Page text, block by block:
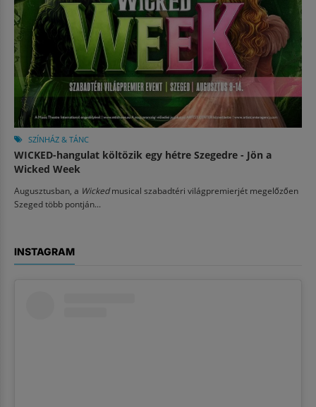
SZÍNHÁZ & TÁNC
WICKED-hangulat költözik egy hétre Szegedre - Jön a
Wicked Week
Augusztusban, a Wickedmusical szabadtéri világpremierjét megelőzően
Szeged több pontján...
INSTAGRAM